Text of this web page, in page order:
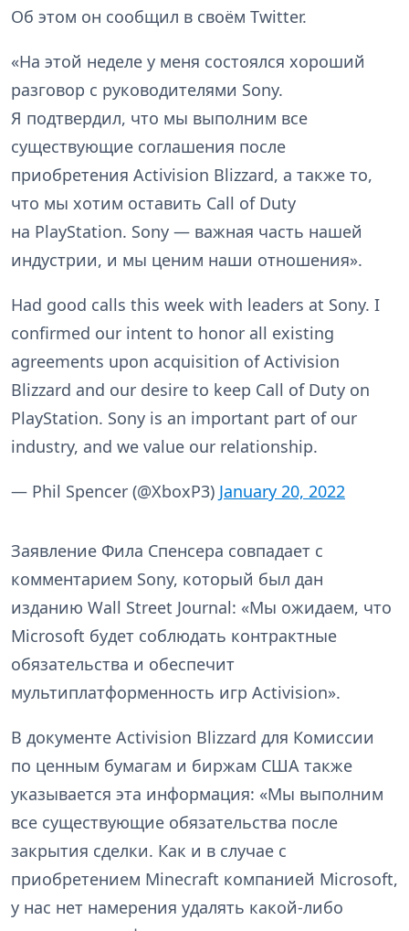
Об этом он сообщил в своём Twitter.
«На этой неделе у меня состоялся хороший
разговор с руководителями Sony.
Я подтвердил, что мы выполним все
существующие соглашения после
приобретения Activision Blizzard, а также то,
что мы хотим оставить Call of Duty
на PlayStation. Sony — важная часть нашей
индустрии, и мы ценим наши отношения».
Had good calls this week with leaders at Sony. I
confirmed our intent to honor all existing
agreements upon acquisition of Activision
Blizzard and our desire to keep Call of Duty on
PlayStation. Sony is an important part of our
industry, and we value our relationship.
— Phil Spencer (@XboxP3) January 20, 2022
Заявление Фила Спенсера совпадает с
комментарием Sony, который был дан
изданию Wall Street Journal: «Мы ожидаем, что
Microsoft будет соблюдать контрактные
обязательства и обеспечит
мультиплатформенность игр Activision».
В документе Activision Blizzard для Комиссии
по ценным бумагам и биржам США также
указывается эта информация: «Мы выполним
все существующие обязательства после
закрытия сделки. Как и в случае с
приобретением Minecraft компанией Microsoft,
у нас нет намерения удалять какой-либо